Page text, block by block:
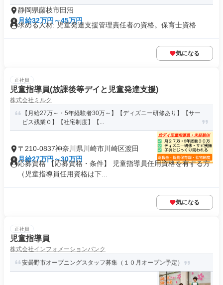
静岡県藤枝市田沼
月給32万円～45万円
求める人材: 児童発達支援管理責任者の資格。保育士資格
気になる
正社員
児童指導員(放課後等デイと児童発達支援)
株式会社ミルク
【月給27万～・5年経験者30万～】【ディズニー研修あり】【サー
ビス残業０】【社宅制度】【...
〒210-0837神奈川県川崎市川崎区渡田
月給27万円～30万円
応募資格 【応募資格・条件】 児童指導員任用資格を有する方
（児童指導員任用資格は下...
気になる
正社員
児童指導員
株式会社インフォメーションバンク
安曇野市オープニングスタッフ募集（１０月オープン予定）